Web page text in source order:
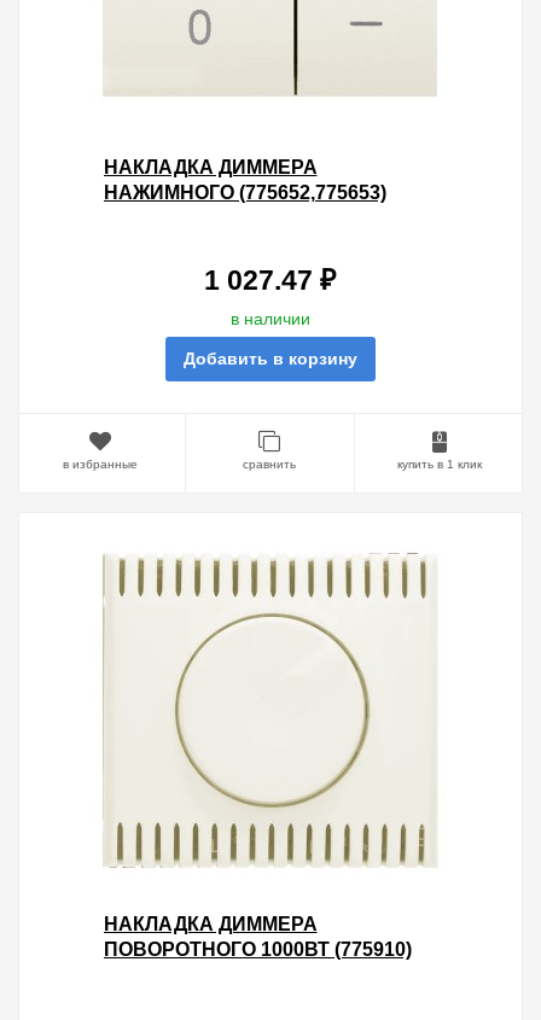
НАКЛАДКА ДИММЕРА
НАЖИМНОГО (775652,775653)
1 027.47 ₽
в наличии
Добавить в корзину
в избранные сравнить купить в 1 клик
НАКЛАДКА ДИММЕРА
ПОВОРОТНОГО 1000ВТ (775910)